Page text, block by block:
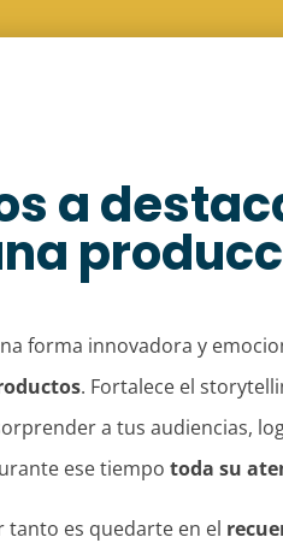
a
forma innovadora y
. Fortalece el
a tus audiencias,
ese tiempotoda su
tanto es quedarte en el